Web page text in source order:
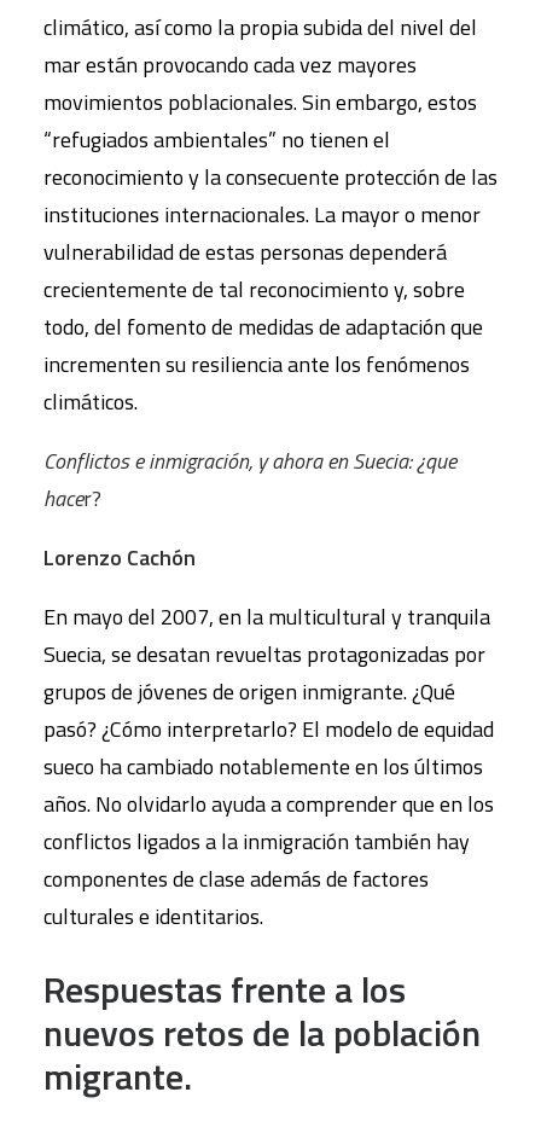
climático, así como la propia subida del nivel del
mar están provocando cada vez mayores
movimientos poblacionales. Sin embargo, estos
“refugiados ambientales” no tienen el
reconocimiento y la consecuente protección de las
instituciones internacionales. La mayor o menor
vulnerabilidad de estas personas dependerá
crecientemente de tal reconocimiento y, sobre
todo, del fomento de medidas de adaptación que
incrementen su resiliencia ante los fenómenos
climáticos.
Conflictos e inmigración, y ahora en Suecia: ¿que
hacer?
Lorenzo Cachón
En mayo del 2007, en la multicultural y tranquila
Suecia, se desatan revueltas protagonizadas por
grupos de jóvenes de origen inmigrante. ¿Qué
pasó? ¿Cómo interpretarlo? El modelo de equidad
sueco ha cambiado notablemente en los últimos
años. No olvidarlo ayuda a comprender que en los
conflictos ligados a la inmigración también hay
componentes de clase además de factores
culturales e identitarios.
Respuestas frente a los
nuevos retos de la población
migrante.